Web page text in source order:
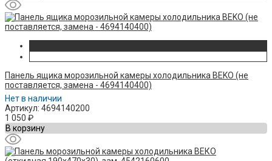
Панель ящика морозильной камеры холодильника BEKO (не
поставляется, замена - 4694140400)
Нет в наличии
Артикул: 4694140200
1 050 ₽
В корзину